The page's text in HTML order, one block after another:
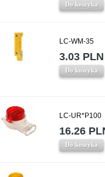
Do koszyka
LC-WM-35
3.03 PLN
Do koszyka
LC-UR*P100
16.26
Do koszyka